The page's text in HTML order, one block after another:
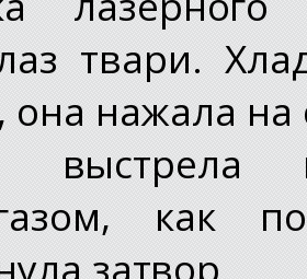
твари.
она нажала на
как
затвор.